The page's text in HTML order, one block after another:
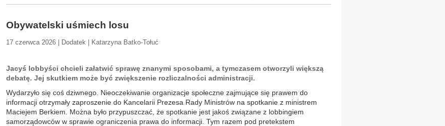
Obywatelski uśmiech losu
17 czerwca 2026 | Dodatek | Katarzyna Batko-Tołuć
Jacyś lobbyści chcieli załatwić sprawę znanymi sposobami, a tymczasem otworzyli większą
debatę. Jej skutkiem może być zwiększenie rozliczalności administracji.
Wydarzyło się coś dziwnego. Nieoczekiwanie organizacje społeczne zajmujące się prawem do
informacji otrzymały zaproszenie do Kancelarii Prezesa Rady Ministrów na spotkanie z ministrem
Maciejem Berkiem. Można było przypuszczać, że spotkanie jest jakoś związane z lobbingiem
samorządowców w sprawie ograniczenia prawa do informacji. Tym razem pod pretekstem